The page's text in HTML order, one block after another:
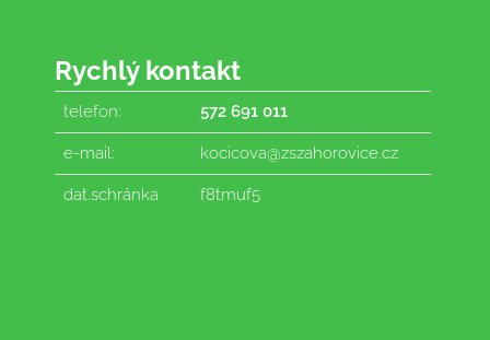
Rychlý kontakt
telefon: 572 691 011
e-mail: kocicova@zszahorovice.cz
dat.schránka f8tmuf5